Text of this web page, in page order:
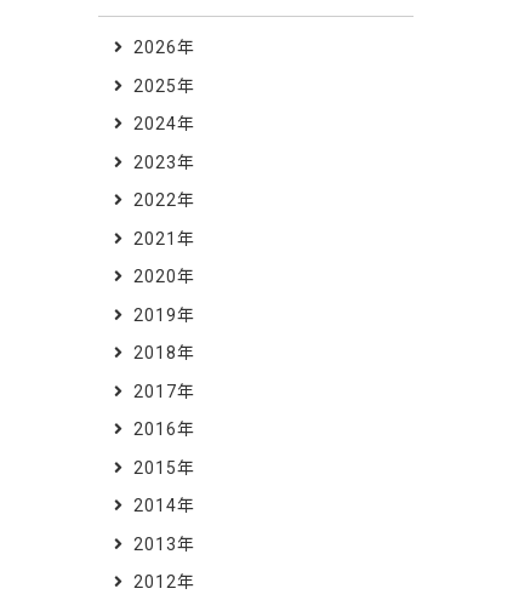
2026年
2025年
2024年
2023年
2022年
2021年
2020年
2019年
2018年
2017年
2016年
2015年
2014年
2013年
2012年